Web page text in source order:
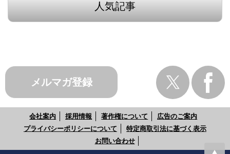
人気記事
メルマガ登録
会社案内 採用情報 著作権について
広告のご案内
プライバシーポリシーについて
特定商取引法に基づく表示
お問い合わせ